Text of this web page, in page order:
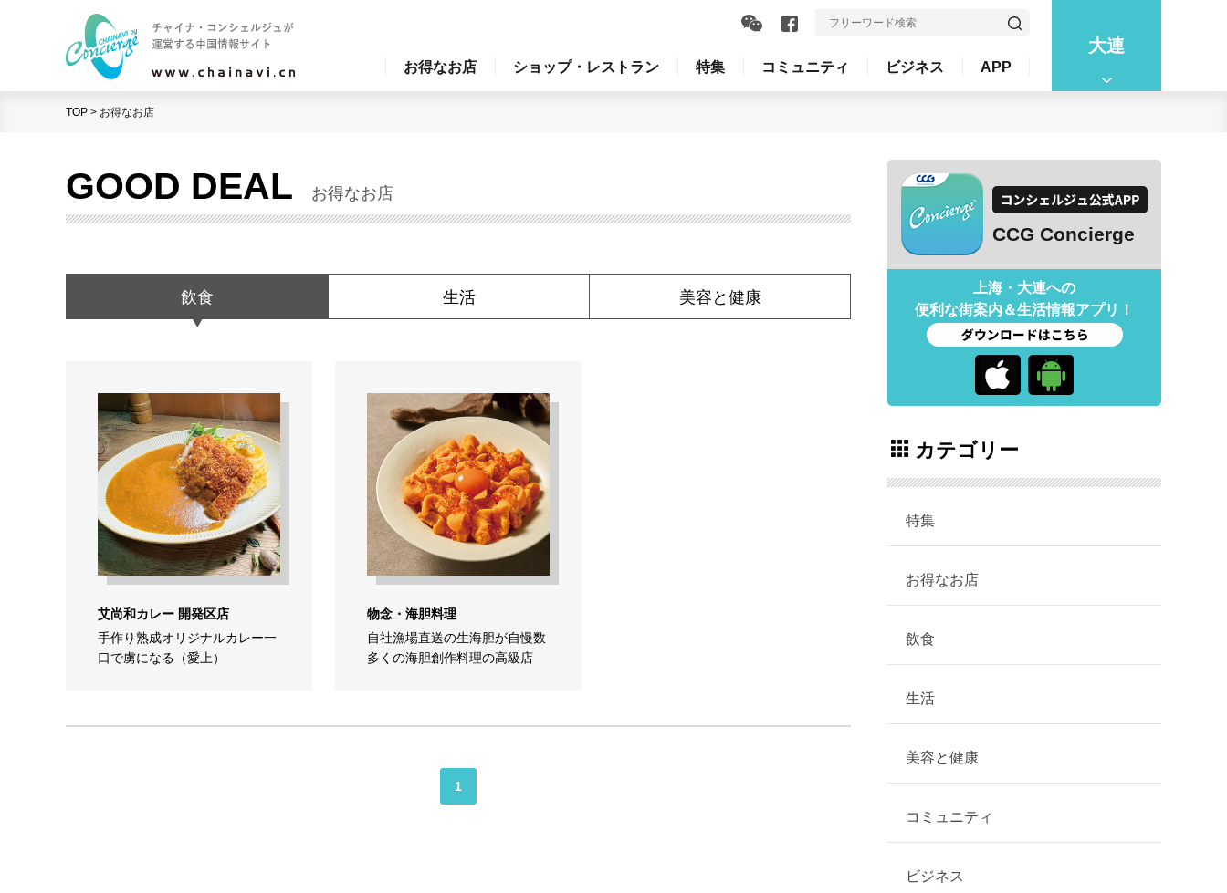
大連
お得なお店 ショップ・レストラン 特集 コミュニティ ビジネス APP
TOP > お得なお店
GOOD DEAL お得なお店
飲食 生活 美容と健康
艾尚和カレー 開発区店
手作り熟成オリジナルカレー一
口で虜になる（愛上）
物念・海胆料理
自社漁場直送の生海胆が自慢数
多くの海胆創作料理の高級店
1
CCG Concierge
上海・大連への
便利な街案内＆生活情報アプリ！
カテゴリー
特集
お得なお店
飲食
生活
美容と健康
コミュニティ
ビジネス